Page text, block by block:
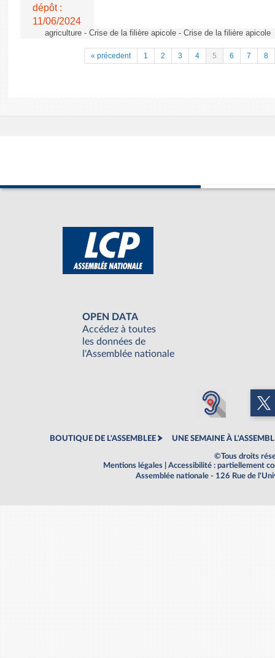
dépôt :
11/06/2024
agriculture - Crise de la filière apicole - Crise de la filière apicole
« précedent 1 2 3 4 5 6 7 8
OPEN DATA
Accédez à toutes
les données de
l'Assemblée nationale
BOUTIQUE DE L'ASSEMBLEE UNE SEMAINE À
©Tous droits
Mentions légales
Accessibilité : partiellement
Assemblée nationale - 126 Rue de